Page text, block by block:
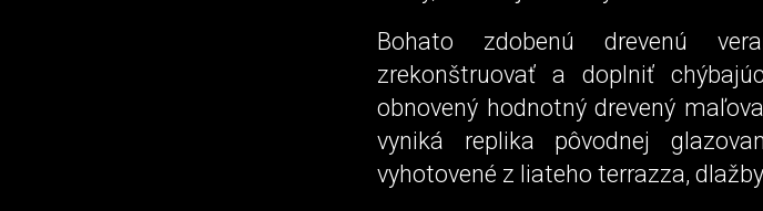
Bohato zdobenú drevenú
zrekonštruovať a doplniť
obnovený hodnotný drevený
vyniká replika pôvodnej
vyhotovené z liateho terrazza,